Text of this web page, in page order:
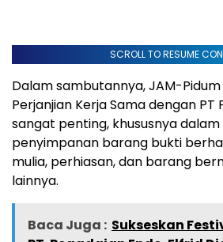
SCROLL TO RESUME
Dalam sambutannya, JAM-
Perjanjian Kerja Sama dengan PT
sangat penting, khususnya
penyimpanan barang bukti
mulia, perhiasan, dan barang
lainnya.
Baca Juga : Sukseskan